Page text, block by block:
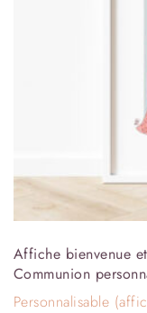
Affiche bienvenue
Communion
Personnalisable